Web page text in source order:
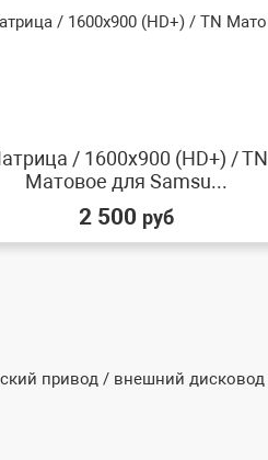
/ 1600x900 (HD+) / TN
Матовое для Samsu...
2 500 руб